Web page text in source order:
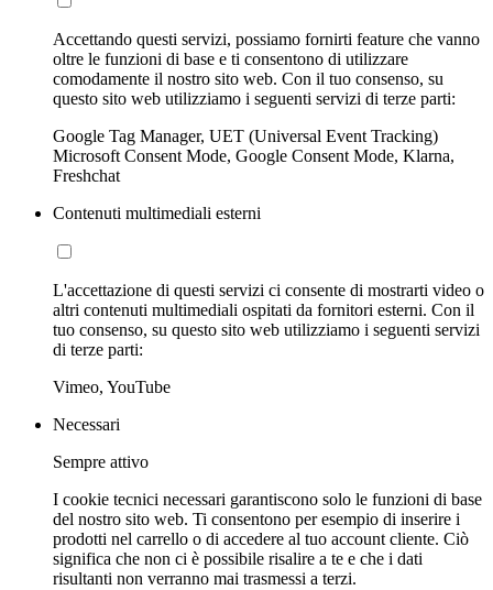
Accettando questi servizi, possiamo fornirti feature che vanno
oltre le funzioni di base e ti consentono di utilizzare
comodamente il nostro sito web. Con il tuo consenso, su
questo sito web utilizziamo i seguenti servizi di terze parti:
Google Tag Manager, UET (Universal Event Tracking)
Microsoft Consent Mode, Google Consent Mode, Klarna,
Freshchat
Contenuti multimediali esterni
L'accettazione di questi servizi ci consente di mostrarti video o
altri contenuti multimediali ospitati da fornitori esterni. Con il
tuo consenso, su questo sito web utilizziamo i seguenti servizi
di terze parti:
Vimeo, YouTube
Necessari
Sempre attivo
I cookie tecnici necessari garantiscono solo le funzioni di base
del nostro sito web. Ti consentono per esempio di inserire i
prodotti nel carrello o di accedere al tuo account cliente. Ciò
significa che non ci è possibile risalire a te e che i dati
risultanti non verranno mai trasmessi a terzi.